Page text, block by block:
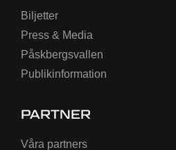
Biljetter
Press & Media
Påskbergsvallen
Publikinformation
PARTNER
Våra partners